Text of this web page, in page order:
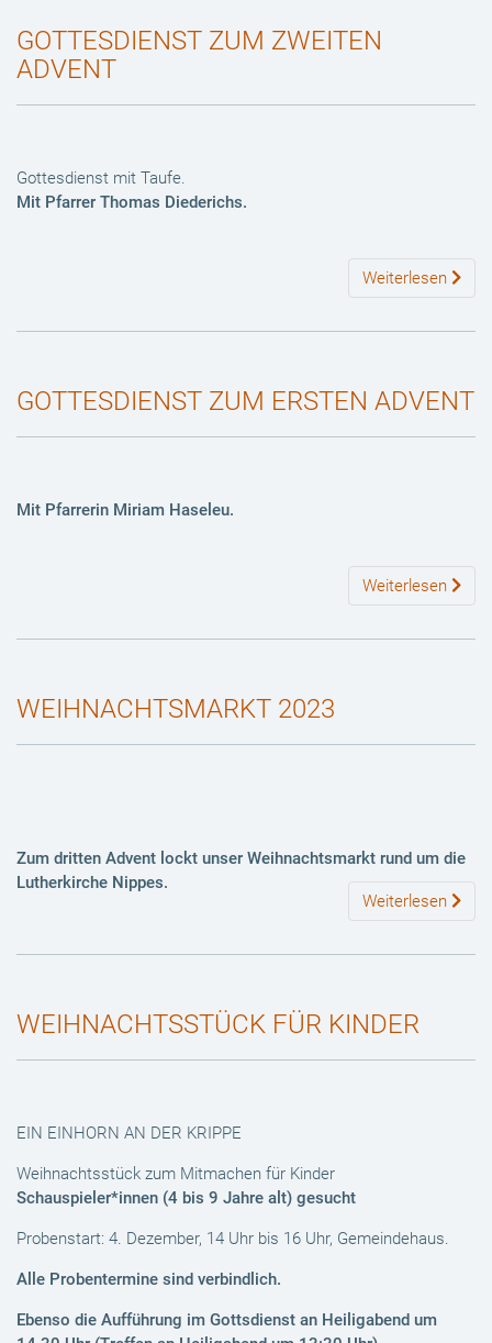
GOTTESDIENST ZUM ZWEITEN
ADVENT
Gottesdienst mit Taufe.
Mit Pfarrer Thomas Diederichs.
Weiterlesen
GOTTESDIENST ZUM ERSTEN ADVENT
Mit Pfarrerin Miriam Haseleu.
Weiterlesen
WEIHNACHTSMARKT 2023
Zum dritten Advent lockt unser Weihnachtsmarkt rund um die
Lutherkirche Nippes.
Weiterlesen
WEIHNACHTSSTÜCK FÜR KINDER
EIN EINHORN AN DER KRIPPE
Weihnachtsstück zum Mitmachen für Kinder
Schauspieler*innen (4 bis 9 Jahre alt) gesucht
Probenstart: 4. Dezember, 14 Uhr bis 16 Uhr, Gemeindehaus.
Alle Probentermine sind verbindlich.
Ebenso die Aufführung im Gottsdienst an Heiligabend um